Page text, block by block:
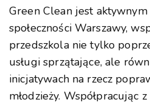
Green Clean jest
społeczności Warszawy,
przedszkola nie tylko
usługi sprzątające, ale
inicjatywach na rzecz
młodzieży. Współpracując